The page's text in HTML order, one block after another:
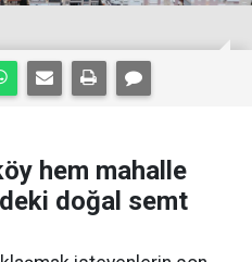
hem mahalle
doğal semt